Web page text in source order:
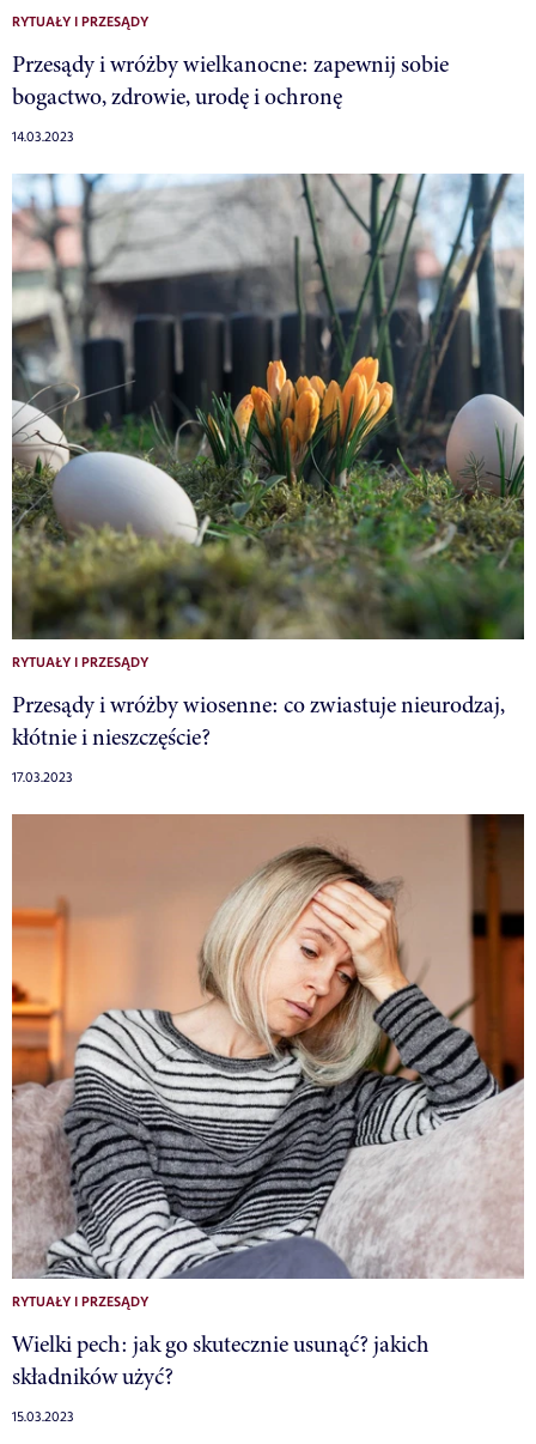
RYTUAŁY I PRZESĄDY
Przesądy i wróżby wielkanocne: zapewnij sobie
bogactwo, zdrowie, urodę i ochronę
14.03.2023
RYTUAŁY I PRZESĄDY
Przesądy i wróżby wiosenne: co zwiastuje nieurodzaj,
kłótnie i nieszczęście?
17.03.2023
RYTUAŁY I PRZESĄDY
Wielki pech: jak go skutecznie usunąć? jakich
składników użyć?
15.03.2023